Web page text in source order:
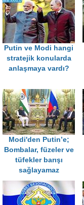
Putin ve Modi hangi
stratejik konularda
anlaşmaya vardı?
Modi'den Putin’e;
Bombalar, füzeler ve
tüfekler barışı
sağlayamaz